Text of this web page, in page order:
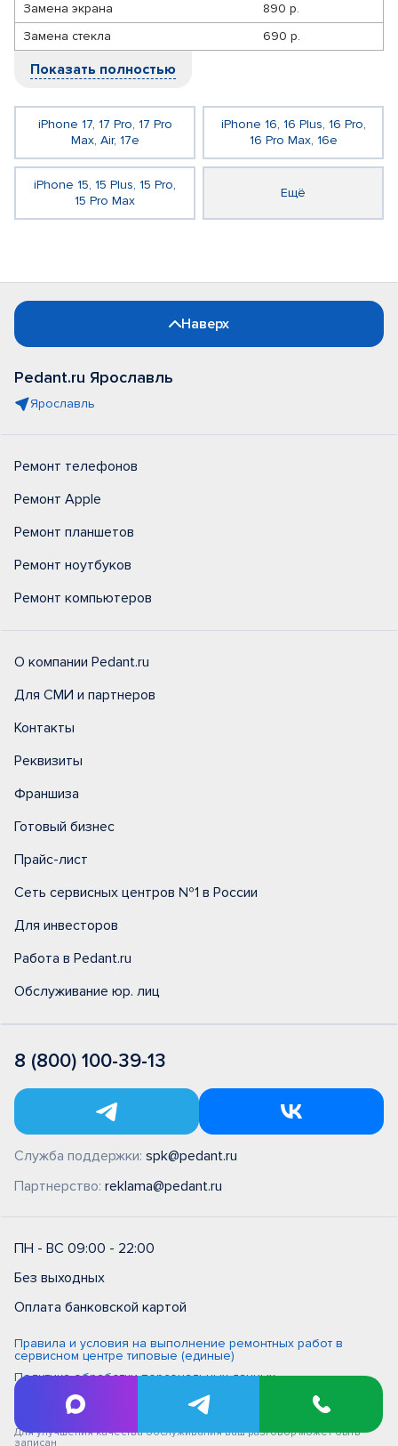
Замена экрана
890 р.
Замена стекла
690 р.
Показать полностью
iPhone 17, 17 Pro, 17 Pro
Max, Air, 17e
iPhone 16, 16 Plus, 16 Pro,
16 Pro Max, 16e
iPhone 15, 15 Plus, 15 Pro,
15 Pro Max
Ещё
Наверх
Pedant.ru Ярославль
Ярославль
Ремонт телефонов
Ремонт Apple
Ремонт планшетов
Ремонт ноутбуков
Ремонт компьютеров
О компании Pedant.ru
Для СМИ и партнеров
Контакты
Реквизиты
Франшиза
Готовый бизнес
Прайс-лист
Сеть сервисных центров №1 в России
Для инвесторов
Работа в Pedant.ru
Обслуживание юр. лиц
8 (800) 100-39-13
Служба поддержки: spk@pedant.ru
Партнерство: reklama@pedant.ru
ПН - ВС 09:00 - 22:00
Без выходных
Оплата банковской картой
Правила и условия на выполнение ремонтных работ в
сервисном центре типовые (единые)
Политика обработки персональных данных
Политика обработки персональных данных в ООО
"Цифровой сервис"
Для улучшения качества обслуживания ваш разговор может быть
записан